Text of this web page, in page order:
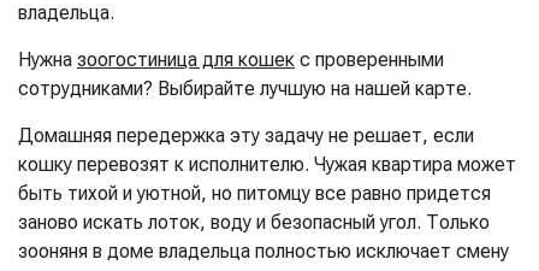
владельца.
Нужна зоогостиница для кошек с проверенными
сотрудниками? Выбирайте лучшую на нашей карте.
Домашняя передержка эту задачу не решает, если
кошку перевозят к исполнителю. Чужая квартира может
быть тихой и уютной, но питомцу все равно придется
заново искать лоток, воду и безопасный угол. Только
зооняня в доме владельца полностью исключает смену